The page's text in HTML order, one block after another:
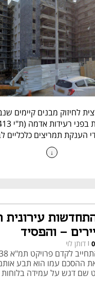
אפשריים בישראל.
בעיקר באזורי הביקוש
2
↓
– והפסיד
| דותן לוי
ההסכם עמו הוא תבע
דגש על עמידה בלוחות